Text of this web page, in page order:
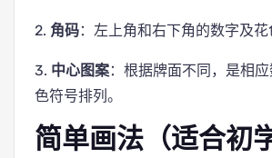
2. 角码：左上角和右下角的数字及花
3. 中心图案：根据牌面不同，是相
色符号排列。
简单画法（适合初